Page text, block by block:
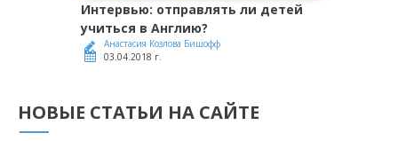
Интервью: отправлять ли детей
учиться в Англию?
Анастасия Козлова Бишофф
03.04.2018 г.
НОВЫЕ СТАТЬИ НА САЙТЕ